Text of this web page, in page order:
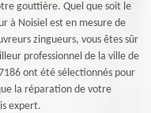
gouttière. Quel que soit le
à Noisiel est en mesure de
zingueurs, vous êtes sûr
professionnel de la ville de
ont été sélectionnés pour
la réparation de votre
expert.